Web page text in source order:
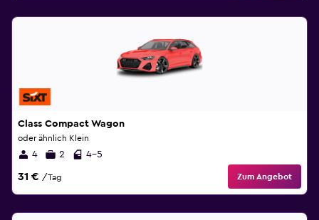
Class Compact Wagon
oder ähnlich Klein
4 2 4-5
31 € /Tag Zum Angebot